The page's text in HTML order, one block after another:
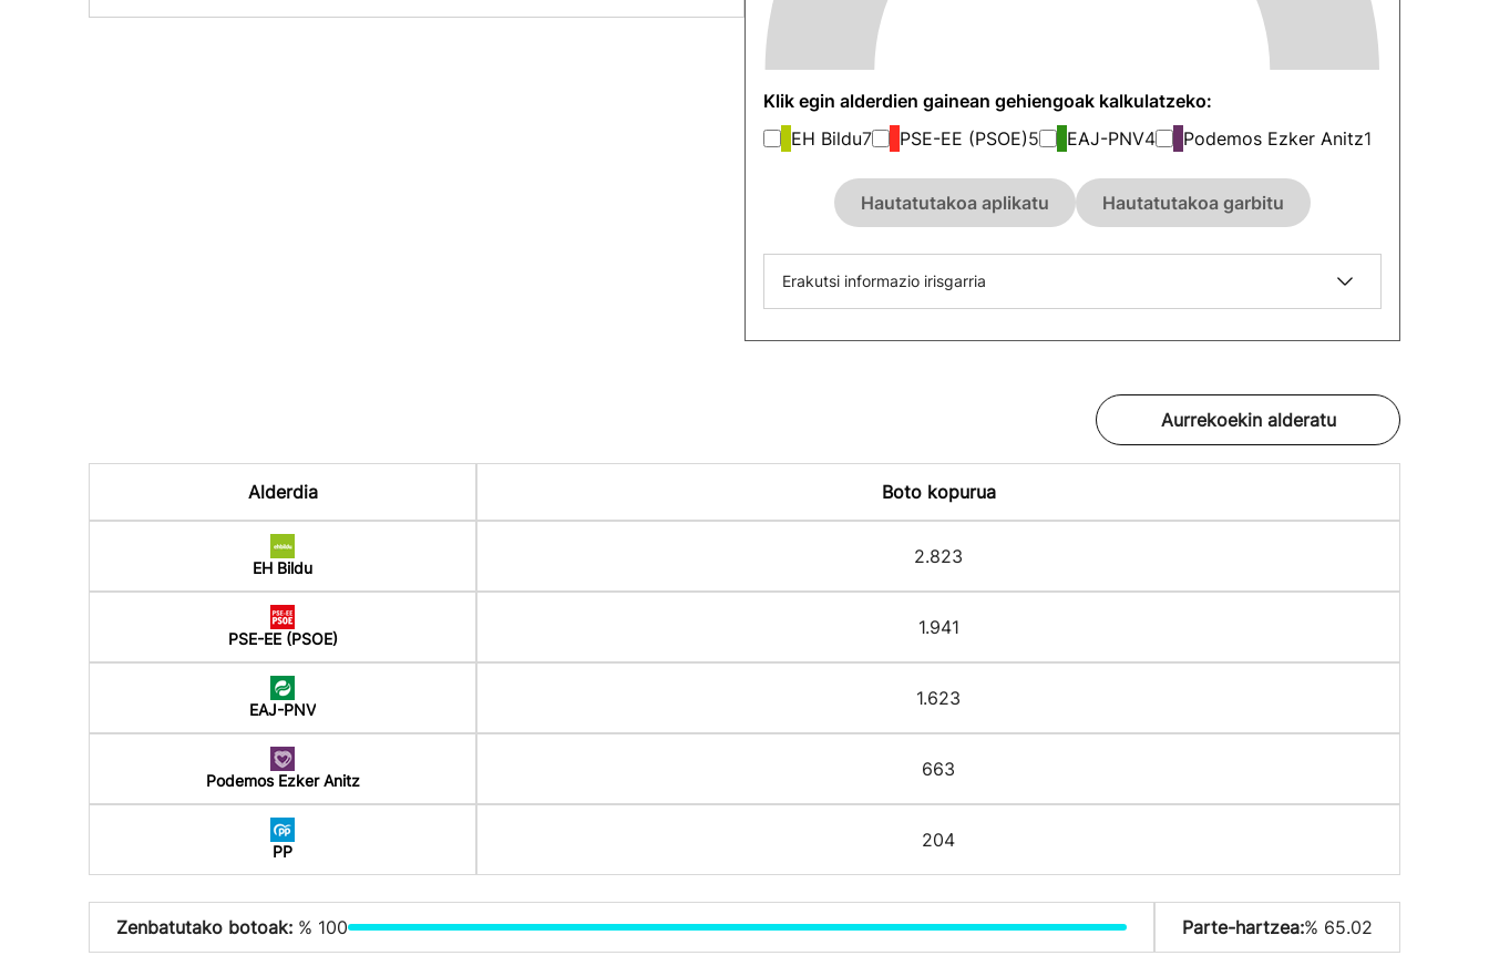
Klik egin alderdien gainean gehiengoak kalkulatzeko:
EH Bildu7 PSE-EE (PSOE)5 EAJ-PNV4 Podemos Ezker Anitz1
Hautatutakoa aplikatu Hautatutakoa garbitu
Erakutsi informazio irisgarria
Aurrekoekin alderatu
Alderdia Boto kopurua
EH Bildu
2.823
PSE-EE (PSOE)
1.941
EAJ-PNV
1.623
Podemos Ezker Anitz
663
PP
204
Zenbatutako botoak: % 100 Parte-hartzea:% 65.02